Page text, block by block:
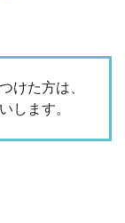
けた方は、
します。